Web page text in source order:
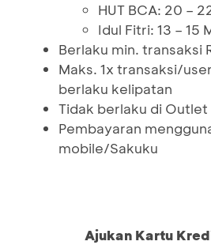
HUT BCA: 20 –
Idul Fitri: 13 – 15
Berlaku min. transaksi
Maks. 1x transaksi/
berlaku kelipatan
Tidak berlaku di Outlet
Pembayaran
mobile/Sakuku
Ajukan Kartu